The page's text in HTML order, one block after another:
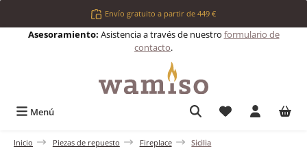
Saltar al contenido principalEnvío gratuito a partir de 449 €
Asesoramiento: Asistencia a través de nuestro formulario de
contacto.
Menú Tienes 0
Inicio Piezas de repuesto Fireplace Sicilia